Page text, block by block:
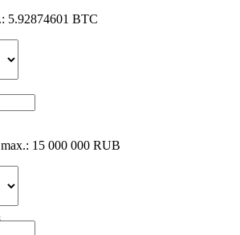
5.92874601 BTC
max.: 15 000 000 RUB